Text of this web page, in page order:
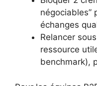
négociables”
échanges
Relancer
ressource
benchmark),